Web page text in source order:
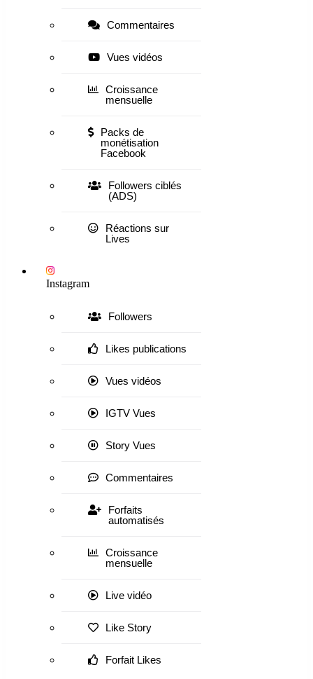
Commentaires
Vues vidéos
Croissance
mensuelle
Packs de
monétisation
Facebook
Followers ciblés
(ADS)
Réactions sur
Lives
Instagram
Followers
Likes publications
Vues vidéos
IGTV Vues
Story Vues
Commentaires
Forfaits
automatisés
Croissance
mensuelle
Live vidéo
Like Story
Forfait Likes